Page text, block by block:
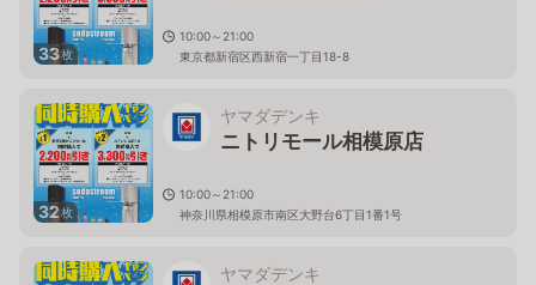
33枚
10:00～21:00
東京都新宿区西新宿一丁目18-8
32枚
ヤマダデンキ
ニトリモール相模原店
10:00～21:00
神奈川県相模原市南区大野台6丁目1番1号
ヤマダデンキ